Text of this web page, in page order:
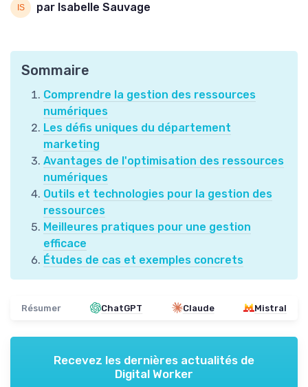
par Isabelle Sauvage
Sommaire
Comprendre la gestion des ressources
numériques
Les défis uniques du département
marketing
Avantages de l'optimisation des ressources
numériques
Outils et technologies pour la gestion des
ressources
Meilleures pratiques pour une gestion
efficace
Études de cas et exemples concrets
Résumer ChatGPT Claude Mistral
Recevez les dernières actualités de
Digital Worker